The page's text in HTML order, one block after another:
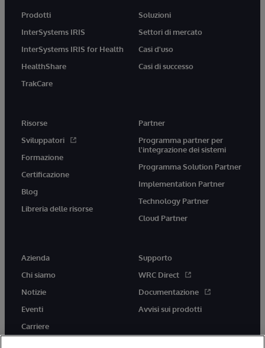
Prodotti
InterSystems IRIS
InterSystems IRIS for Health
HealthShare
TrakCare
Soluzioni
Settori di mercato
Casi d'uso
Casi di successo
Risorse
Sviluppatori
Formazione
Certificazione
Blog
Libreria delle risorse
Partner
Programma partner per
l'integrazione dei sistemi
Programma Solution Partner
Implementation Partner
Technology Partner
Cloud Partner
Azienda
Chi siamo
Notizie
Eventi
Carriere
Supporto
WRC Direct
Documentazione
Avvisi sui prodotti